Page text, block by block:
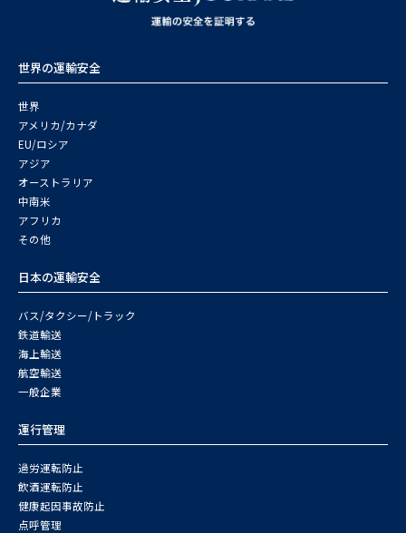
世界の運輸安全
世界
アメリカ/カナダ
EU/ロシア
アジア
オーストラリア
中南米
アフリカ
その他
日本の運輸安全
バス/タクシー/トラック
鉄道輸送
海上輸送
航空輸送
一般企業
運行管理
過労運転防止
飲酒運転防止
健康起因事故防止
点呼管理